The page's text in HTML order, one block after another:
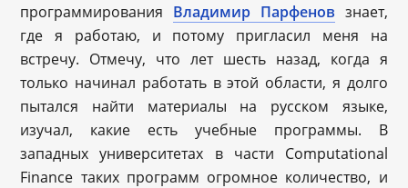
программирования Владимир Парфенов знает,
где я работаю, и потому пригласил меня на
встречу. Отмечу, что лет шесть назад, когда я
только начинал работать в этой области, я долго
пытался найти материалы на русском языке,
изучал, какие есть учебные программы. В
западных университетах в части Computational
Finance таких программ огромное количество, и